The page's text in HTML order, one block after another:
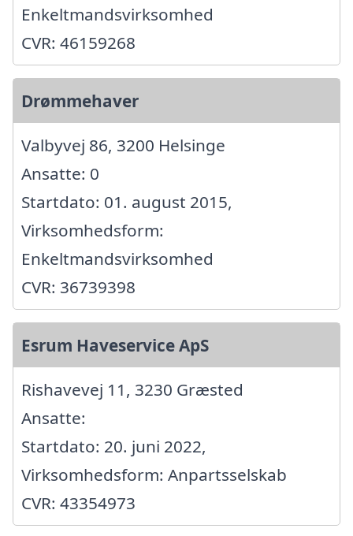
Enkeltmandsvirksomhed
CVR: 46159268
Drømmehaver
Valbyvej 86, 3200 Helsinge
Ansatte: 0
Startdato: 01. august 2015,
Virksomhedsform:
Enkeltmandsvirksomhed
CVR: 36739398
Esrum Haveservice ApS
Rishavevej 11, 3230 Græsted
Ansatte:
Startdato: 20. juni 2022,
Virksomhedsform: Anpartsselskab
CVR: 43354973